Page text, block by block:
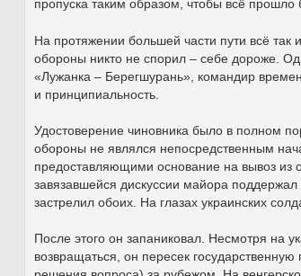
пропуска таким образом, чтобы всё
На протяжении большей части пути всё
обороны никто не спорил – себе дороже.
«Лужанка – Берегшурань», командир
и принципиальность.
Удостоверение чиновника было в полном
обороны не являлся непосредственным
предоставляющими основание на вывоз из
завязавшейся дискуссии майора
застрелил обоих. На глазах украинских
После этого он запаниковал. Несмотря на
возвращаться, он пересек